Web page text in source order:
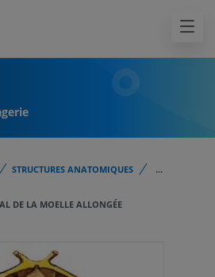
STRUCTURES ANATOMIQUES
...
DE LA MOELLE ALLONGÉE